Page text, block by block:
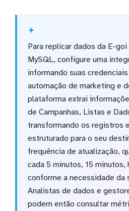
Para replicar dados da E-
MySQL, configure uma
informando suas
automação de marketing e
plataforma extrai
de Campanhas, Listas e
transformando os registros
estruturado para o seu
frequência de atualização,
cada 5 minutos, 15 minutos,
conforme a necessidade da
Analistas de dados e
podem então consultar